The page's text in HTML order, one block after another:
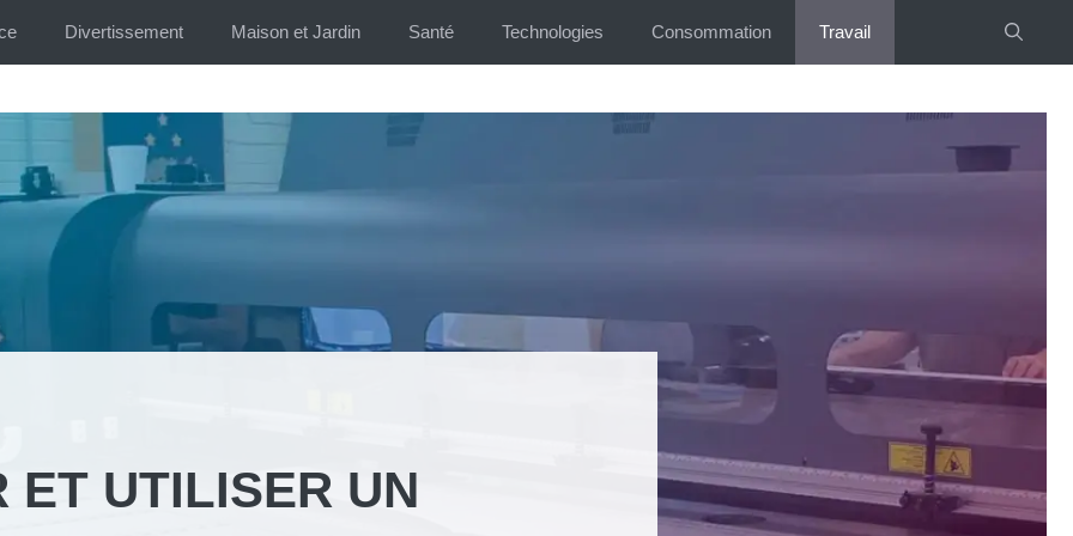
Divertissement Maison et Jardin Santé Technologies Consommation Travail
ET UTILISER UN